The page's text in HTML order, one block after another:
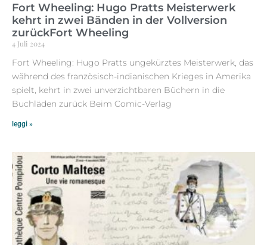
Fort Wheeling: Hugo Pratts Meisterwerk
kehrt in zwei Bänden in der Vollversion
zurückFort Wheeling
4 Juli 2024
Fort Wheeling: Hugo Pratts ungekürztes Meisterwerk, das
während des französisch-indianischen Krieges in Amerika
spielt, kehrt in zwei unverzichtbaren Büchern in die
Buchläden zurück Beim Comic-Verlag
leggi »